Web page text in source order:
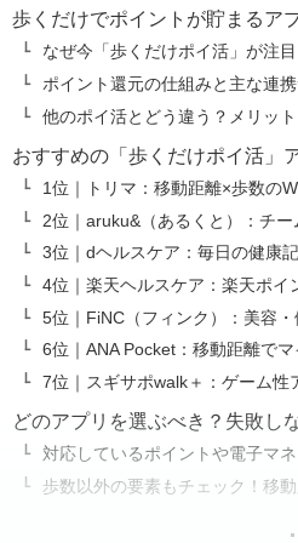
歩くだけでポイントが貯まるア
なぜ今「歩くだけポイ活」が注
ポイント還元の仕組みと主な連
他のポイ活とどう違う？メリッ
おすすめの「歩くだけポイ活」
1位｜トリマ：移動距離×歩数の
2位｜aruku&（あるくと）：チ
3位｜dヘルスケア：毎日の健康
4位｜楽天ヘルスケア：楽天ポイ
5位｜FiNC（フィンク）：美容
6位｜ANA Pocket：移動距離で
7位｜スギサポwalk＋：ゲーム性
どのアプリを選ぶべき？失敗し
対応しているポイントや電子マ
歩数以外の要素もチェック！移